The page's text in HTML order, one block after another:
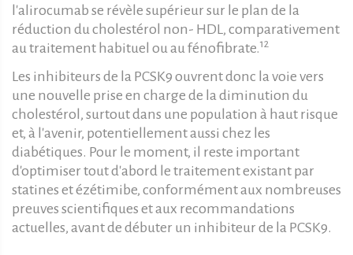
l'alirocumab se révèle supérieur sur le plan de la
réduction du cholestérol non- HDL, comparativement
au traitement habituel ou au fénofibrate.12
Les inhibiteurs de la PCSK9 ouvrent donc la voie vers
une nouvelle prise en charge de la diminution du
cholestérol, surtout dans une population à haut risque
et, à l'avenir, potentiellement aussi chez les
diabétiques. Pour le moment, il reste important
d'optimiser tout d'abord le traitement existant par
statines et ézétimibe, conformément aux nombreuses
preuves scientifiques et aux recommandations
actuelles, avant de débuter un inhibiteur de la PCSK9.